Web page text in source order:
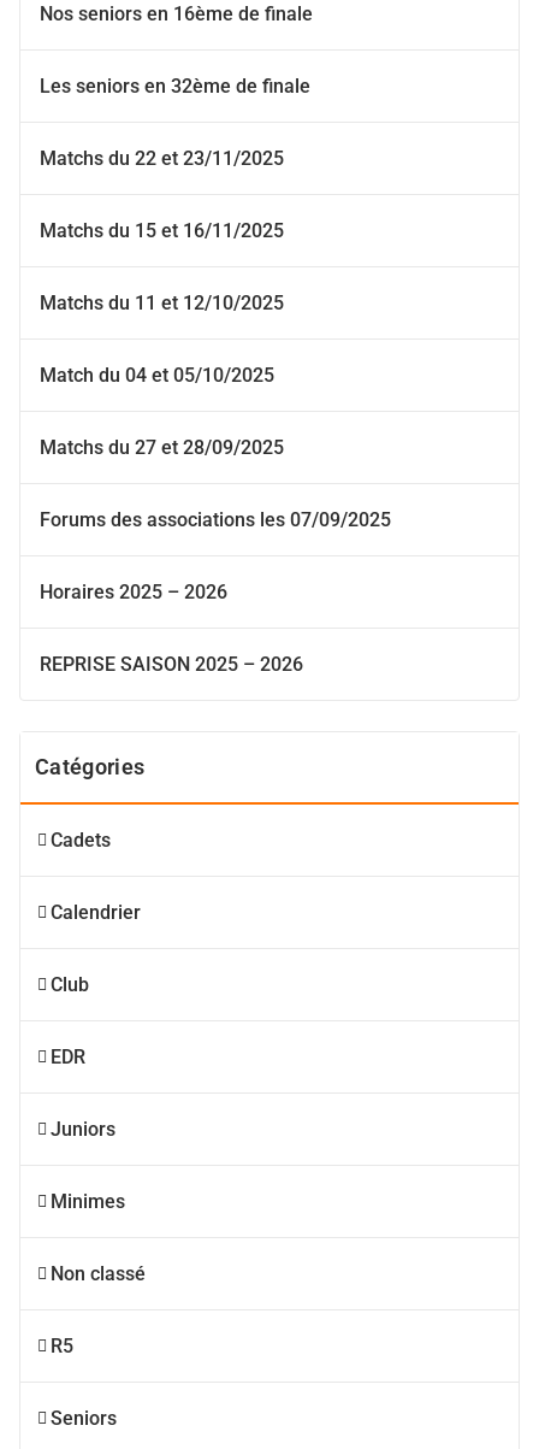
Nos seniors en 16ème de finale
Les seniors en 32ème de finale
Matchs du 22 et 23/11/2025
Matchs du 15 et 16/11/2025
Matchs du 11 et 12/10/2025
Match du 04 et 05/10/2025
Matchs du 27 et 28/09/2025
Forums des associations les 07/09/2025
Horaires 2025 – 2026
REPRISE SAISON 2025 – 2026
Catégories
Cadets
Calendrier
Club
EDR
Juniors
Minimes
Non classé
R5
Seniors